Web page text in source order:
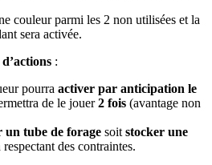
couleur parmi les 2 non utilisées et la
sera activée.
:
pourra activer par anticipation le
de le jouer2 fois (avantage non
un tube de forage soit stocker une
respectant des contraintes.